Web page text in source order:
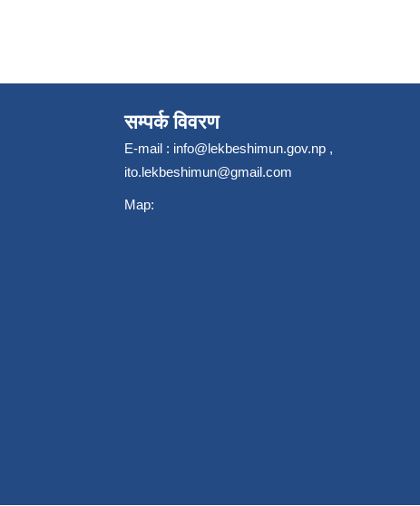
सम्पर्क विवरण
E-mail : info@lekbeshimun.gov.np ,
ito.lekbeshimun@gmail.com
Map: